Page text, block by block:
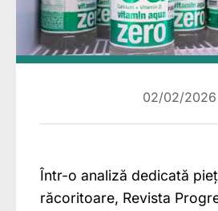
02/02/2026
Într-o analiză dedicată
răcoritoare, Revista